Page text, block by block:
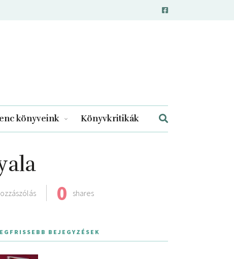
könyveink Könyvkritikák
0 shares
BEJEGYZÉSEK